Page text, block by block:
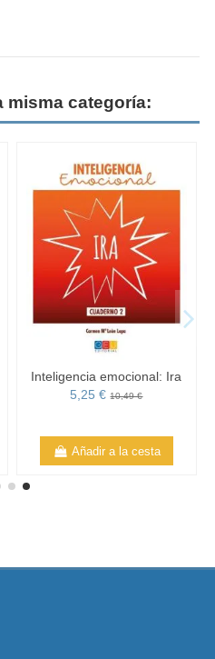
misma categoría:
Inteligencia emocional: Ira
5,25 €10,49 €
Añadir a la cesta